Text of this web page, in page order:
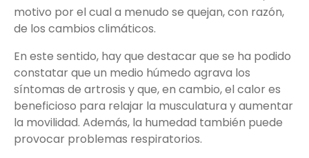
motivo por el cual a menudo se quejan, con razón,
de los cambios climáticos.
En este sentido, hay que destacar que se ha podido
constatar que un medio húmedo agrava los
síntomas de artrosis y que, en cambio, el calor es
beneficioso para relajar la musculatura y aumentar
la movilidad. Además, la humedad también puede
provocar problemas respiratorios.